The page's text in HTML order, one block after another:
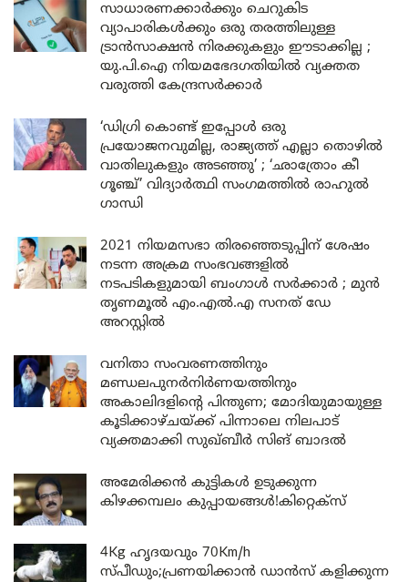
സാധാരണക്കാർക്കും ചെറുകിട
വ്യാപാരികൾക്കും ഒരു തരത്തിലുള്ള
ട്രാൻസാക്ഷൻ നിരക്കുകളും ഈടാക്കില്ല ;
യു.പി.ഐ നിയമഭേദഗതിയിൽ വ്യക്തത
വരുത്തി കേന്ദ്രസർക്കാർ
‘ഡിഗ്രി കൊണ്ട് ഇപ്പോൾ ഒരു
പ്രയോജനവുമില്ല, രാജ്യത്ത് എല്ലാ തൊഴിൽ
വാതിലുകളും അടഞ്ഞു’ ; ‘ഛാത്രോം കീ
ഗൂഞ്ച്’ വിദ്യാർത്ഥി സംഗമത്തിൽ രാഹുൽ
ഗാന്ധി
2021 നിയമസഭാ തിരഞ്ഞെടുപ്പിന് ശേഷം
നടന്ന അക്രമ സംഭവങ്ങളിൽ
നടപടികളുമായി ബംഗാൾ സർക്കാർ ; മുൻ
തൃണമൂൽ എം.എൽ.എ സനത് ഡേ
അറസ്റ്റിൽ
വനിതാ സംവരണത്തിനും
മണ്ഡലപുനർനിർണയത്തിനും
അകാലിദളിന്റെ പിന്തുണ; മോദിയുമായുള്ള
കൂടിക്കാഴ്ചയ്ക്ക് പിന്നാലെ നിലപാട്
വ്യക്തമാക്കി സുഖ്ബീർ സിങ് ബാദൽ
അമേരിക്കൻ കുട്ടികൾ ഉടുക്കുന്ന
കിഴക്കമ്പലം കുപ്പായങ്ങൾ!കിറ്റെക്സ്
4Kg ഹൃദയവും 70Km/h
സ്പീഡും;പ്രണയിക്കാൻ ഡാൻസ് കളിക്കുന്ന